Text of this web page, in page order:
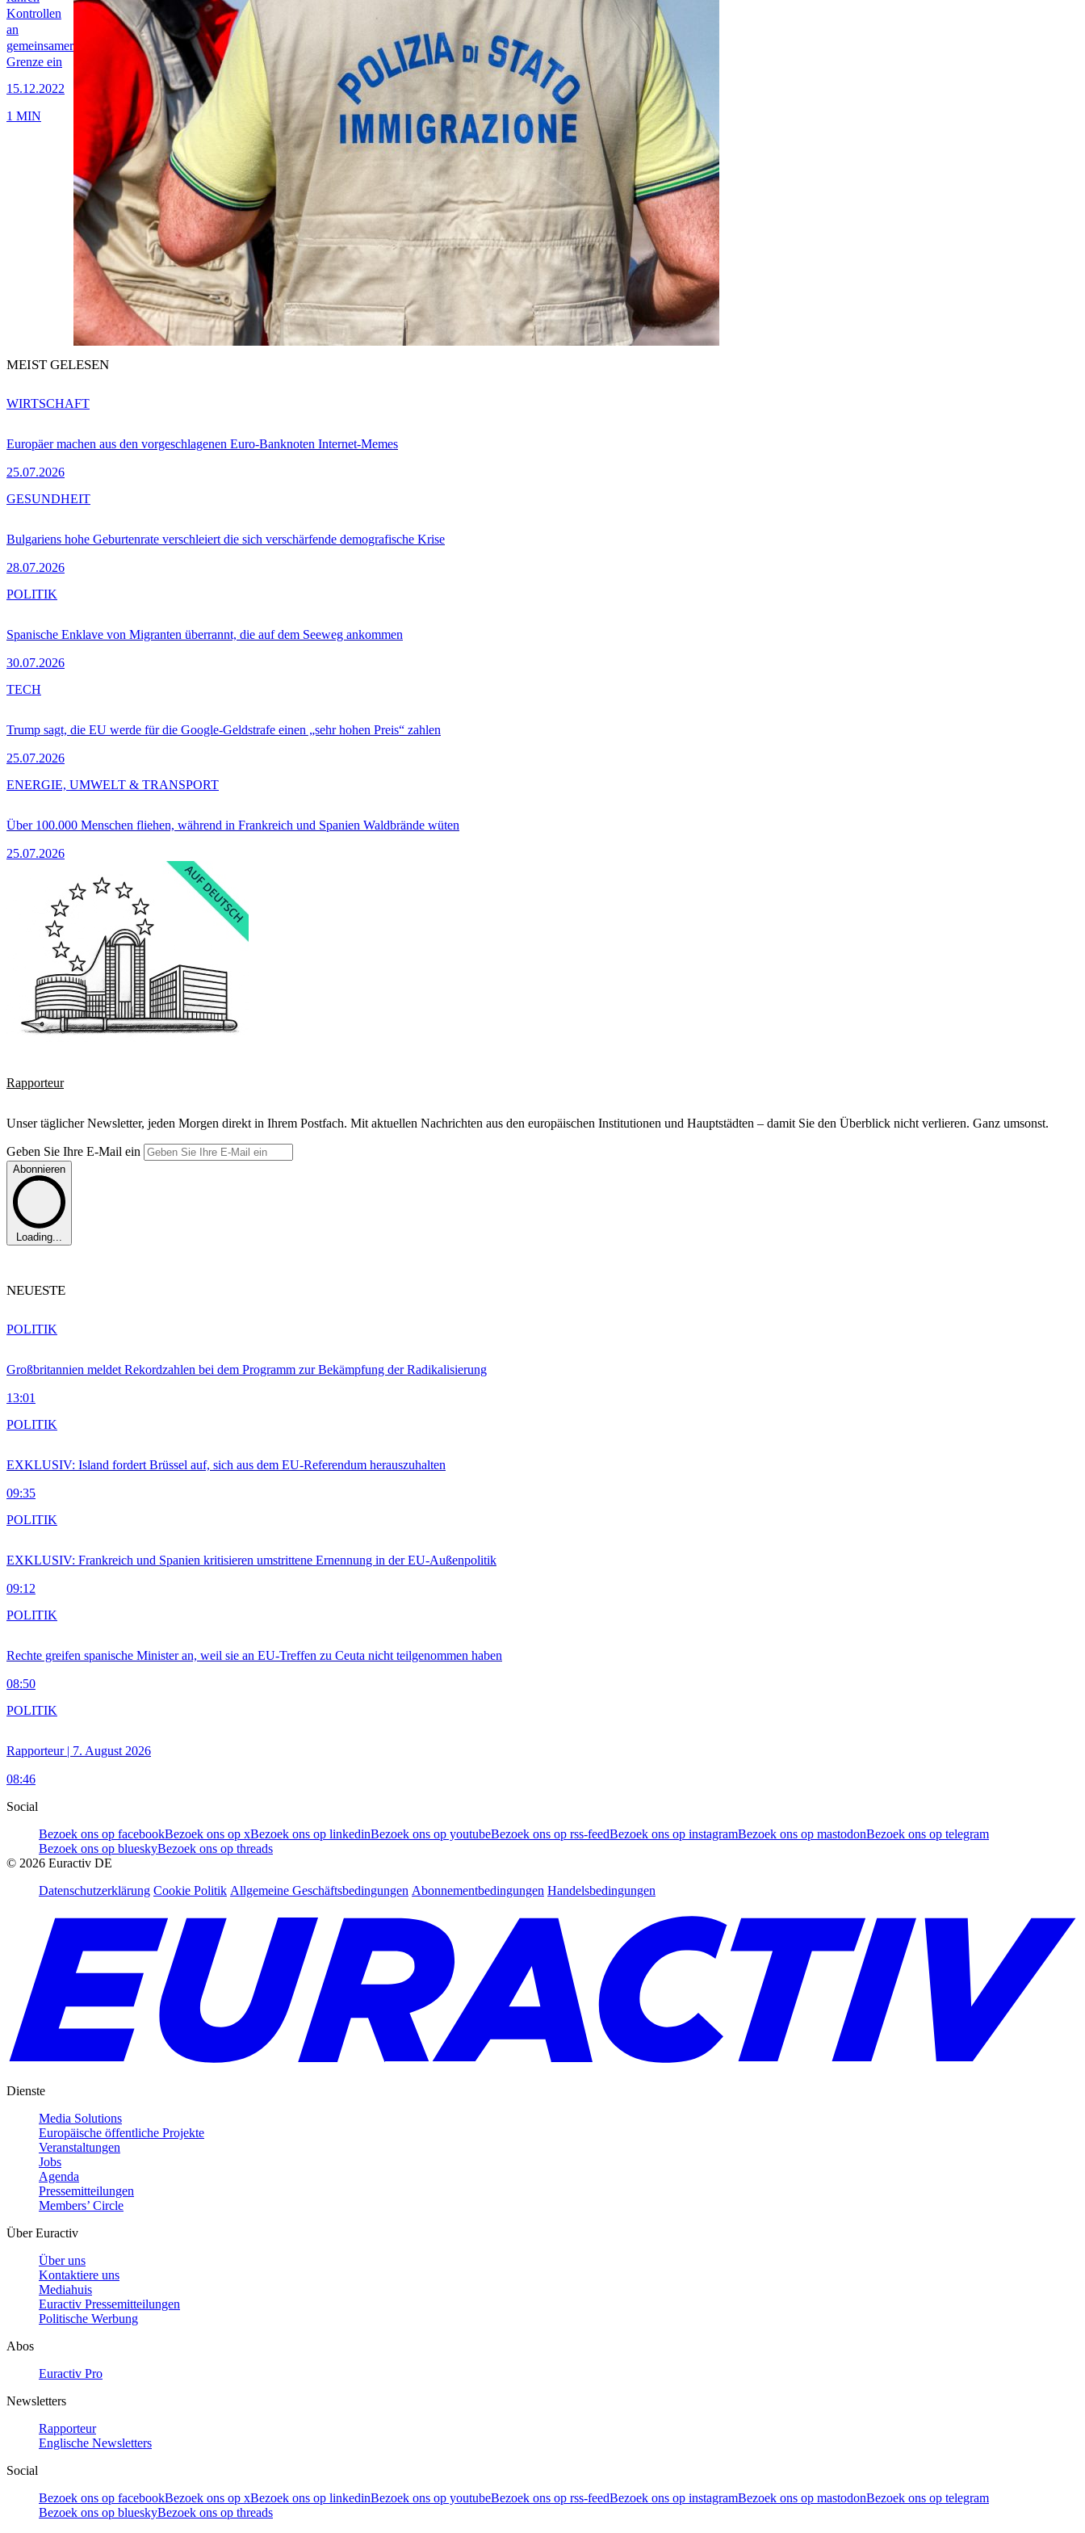
Kontrollen
an
gemeinsamer
Grenze ein
15.12.2022
1 MIN
MEIST GELESEN
Europäer machen aus den vorgeschlagenen Euro-Banknoten Internet-Memes
25.07.2026
WIRTSCHAFT
Bulgariens hohe Geburtenrate verschleiert die sich verschärfende demografische Krise
28.07.2026
GESUNDHEIT
Spanische Enklave von Migranten überrannt, die auf dem Seeweg ankommen
30.07.2026
POLITIK
Trump sagt, die EU werde für die Google-Geldstrafe einen „sehr hohen Preis“ zahlen
25.07.2026
TECH
Über 100.000 Menschen fliehen, während in Frankreich und Spanien Waldbrände wüten
25.07.2026
ENERGIE, UMWELT & TRANSPORT
Rapporteur
Unser täglicher Newsletter, jeden Morgen direkt in Ihrem Postfach. Mit aktuellen Nachrichten aus den europäischen Institutionen und Hauptstädten – damit Sie den Überblick nicht verlieren. Ganz umsonst.
Geben Sie Ihre E-Mail ein
Abonnieren
Loading...
NEUESTE
Großbritannien meldet Rekordzahlen bei dem Programm zur Bekämpfung der Radikalisierung
13:01
POLITIK
EXKLUSIV: Island fordert Brüssel auf, sich aus dem EU-Referendum herauszuhalten
09:35
POLITIK
EXKLUSIV: Frankreich und Spanien kritisieren umstrittene Ernennung in der EU-Außenpolitik
09:12
POLITIK
Rechte greifen spanische Minister an, weil sie an EU-Treffen zu Ceuta nicht teilgenommen haben
08:50
POLITIK
Rapporteur | 7. August 2026
08:46
POLITIK
Social
Bezoek ons op facebookBezoek ons op xBezoek ons op linkedinBezoek ons op youtubeBezoek ons op rss-feedBezoek ons op instagramBezoek ons op mastodonBezoek ons op telegram
Bezoek ons op blueskyBezoek ons op threads
© 2026 Euractiv DE
Datenschutzerklärung Cookie Politik Allgemeine Geschäftsbedingungen Abonnementbedingungen Handelsbedingungen
Dienste
Media Solutions
Europäische öffentliche Projekte
Veranstaltungen
Jobs
Agenda
Pressemitteilungen
Members’ Circle
Über Euractiv
Über uns
Kontaktiere uns
Mediahuis
Euractiv Pressemitteilungen
Politische Werbung
Abos
Euractiv Pro
Newsletters
Rapporteur
Englische Newsletters
Social
Bezoek ons op facebookBezoek ons op xBezoek ons op linkedinBezoek ons op youtubeBezoek ons op rss-feedBezoek ons op instagramBezoek ons op mastodonBezoek ons op telegram
Bezoek ons op blueskyBezoek ons op threads